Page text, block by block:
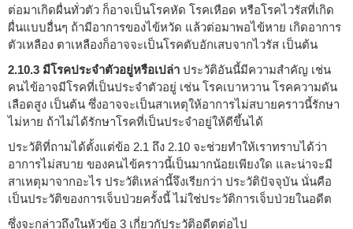
ต่อมาเกิดผื่นทั่วตัว ก็อาจเป็นโรคหัด โรคเหือด หรือโรคไวรัสที่เกิด
ผื่นแบบอื่นๆ ถ้ามีอาการของไข้หวัด แล้วต่อมาพอไข้หาย เกิดอาการ
ตัวเหลือง ตาเหลืองก็อาจจะเป็นโรคตับอักเสบจากไวรัส เป็นต้น
2.10.3 มีโรคประจำตัวอยู่หรือเปล่า ประวัติอันนี้มีความสำคัญ เช่น
คนไข้อาจมีโรคที่เป็นประจำตัวอยู่ เช่น โรคเบาหวาน โรคความดัน
เลือดสูง เป็นต้น ซึ่งอาจจะเป็นสาเหตุให้อาการไม่สบายคราวนี้รักษา
ไม่หาย ถ้าไม่ได้รักษาโรคที่เป็นประจำอยู่ให้ดีขึ้นได้
ประวัติที่ถามได้ตั้งแต่ข้อ 2.1 ถึง 2.10 จะช่วยทำให้เราทราบได้ว่า
อาการไม่สบาย ของคนไข้คราวนี้เป็นมากน้อยเพียงใด และน่าจะมี
สาเหตุมาจากอะไร ประวัติเหล่านี้จึงเรียกว่า ประวัติปัจจุบัน นั่นคือ
เป็นประวัติของการเจ็บป่วยครั้งนี้ ไม่ใช่ประวัติการเจ็บป่วยในอดีต
ซึ่งจะกล่าวถึงในหัวข้อ 3 เกี่ยวกัประวัติอดีตต่อไป